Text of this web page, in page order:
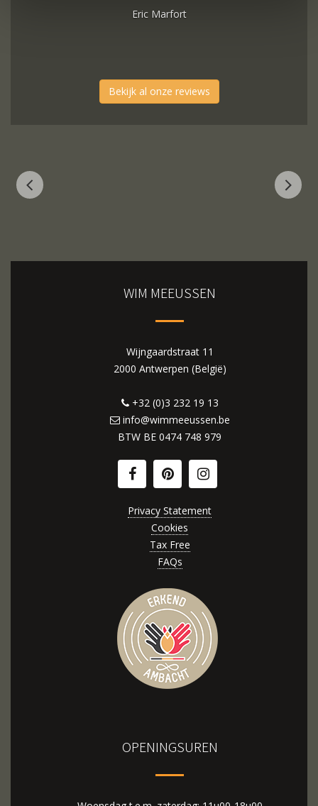
Eric Marfort
Bekijk al onze reviews
WIM MEEUSSEN
Wijngaardstraat 11
2000 Antwerpen (België)
+32 (0)3 232 19 13
info@wimmeeussen.be
BTW BE 0474 748 979
Privacy Statement
Cookies
Tax Free
FAQs
OPENINGSUREN